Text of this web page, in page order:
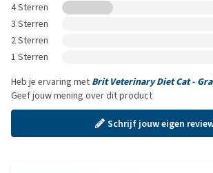
4 Sterren
3 Sterren
2 Sterren
1 Sterren
Heb je ervaring met Brit Veterinary Diet Cat -
Geef jouw mening over dit product
Schrijf jouw eigen